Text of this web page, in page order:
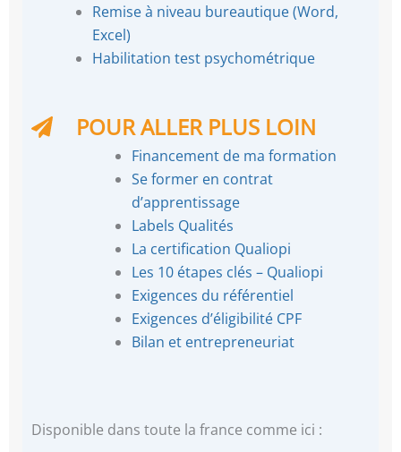
Remise à niveau bureautique (Word,
Excel)
Habilitation test psychométrique
POUR ALLER PLUS LOIN
Financement de ma formation
Se former en contrat
d’apprentissage
Labels Qualités
La certification Qualiopi
Les 10 étapes clés – Qualiopi
Exigences du référentiel
Exigences d’éligibilité CPF
Bilan et entrepreneuriat
Disponible dans toute la france comme ici :